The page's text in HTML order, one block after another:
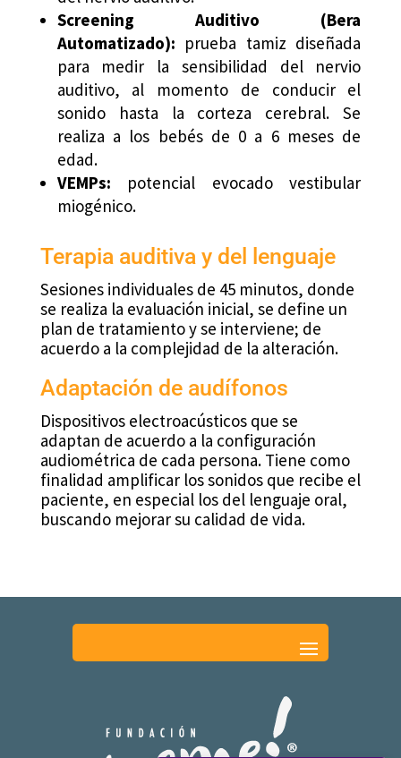
Screening Auditivo (Bera
Automatizado): prueba tamiz diseñada
para medir la sensibilidad del nervio
auditivo, al momento de conducir el
sonido hasta la corteza cerebral. Se
realiza a los bebés de 0 a 6 meses de
edad.
VEMPs: potencial evocado vestibular
miogénico.
Terapia auditiva y del lenguaje
Sesiones individuales de 45 minutos, donde
se realiza la evaluación inicial, se define un
plan de tratamiento y se interviene; de
acuerdo a la complejidad de la alteración.
Adaptación de audífonos
Dispositivos electroacústicos que se
adaptan de acuerdo a la configuración
audiométrica de cada persona. Tiene como
finalidad amplificar los sonidos que recibe el
paciente, en especial los del lenguaje oral,
buscando mejorar su calidad de vida.